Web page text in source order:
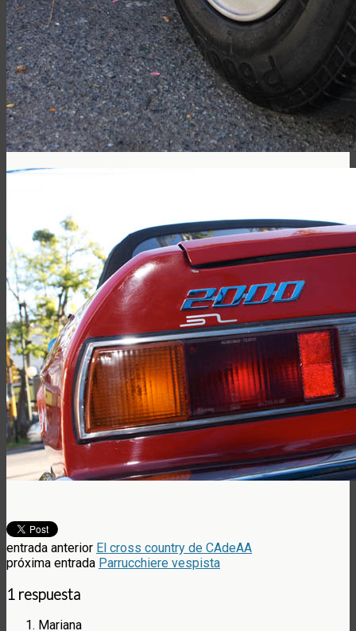
entrada anterior El cross country de CAdeAA
próxima entrada Parrucchiere vespista
1 respuesta
Mariana